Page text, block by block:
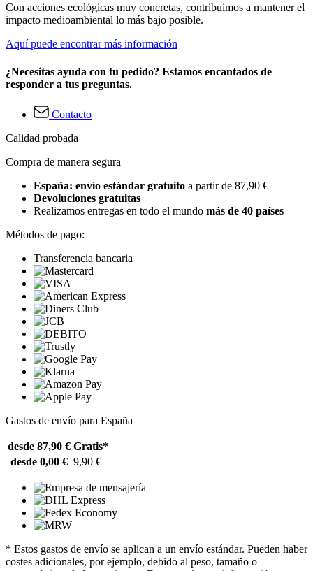
Con acciones ecológicas muy concretas, contribuimos a mantener el
impacto medioambiental lo más bajo posible.
Aquí puede encontrar más información
¿Necesitas ayuda con tu pedido? Estamos encantados de
responder a tus preguntas.
Contacto
Calidad probada
Compra de manera segura
España: envío estándar gratuito a partir de 87,90 €
Devoluciones gratuitas
Realizamos entregas en todo el mundo más de 40 países
Métodos de pago:
Transferencia bancaria
Gastos de envío para España
desde 87,90 € Gratis*
desde 0,00 € 9,90 €
* Estos gastos de envío se aplican a un envío estándar. Pueden haber
costes adicionales, por ejemplo, debido al peso, tamaño o